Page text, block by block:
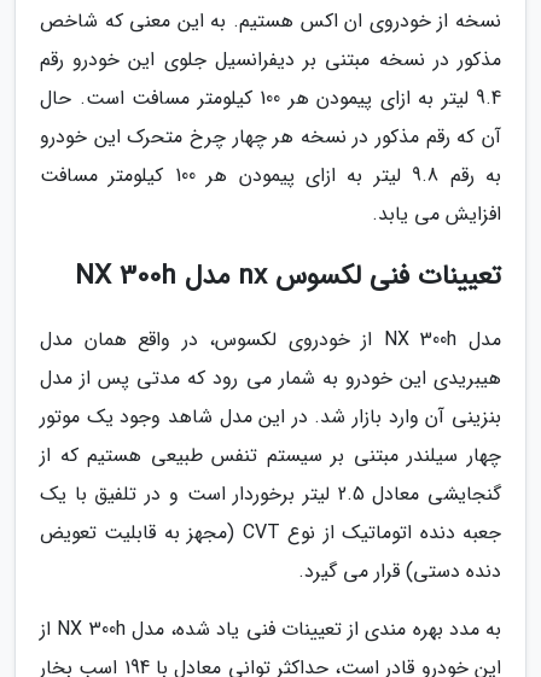
نسخه از خودروی ان اکس هستیم. به این معنی که شاخص
مذکور در نسخه مبتنی بر دیفرانسیل جلوی این خودرو رقم
9.4 لیتر به ازای پیمودن هر 100 کیلومتر مسافت است. حال
آن که رقم مذکور در نسخه هر چهار چرخ متحرک این خودرو
به رقم 9.8 لیتر به ازای پیمودن هر 100 کیلومتر مسافت
افزایش می یابد.
تعیینات فنی لکسوس nx مدل NX 300h
مدل NX 300h از خودروی لکسوس، در واقع همان مدل
هیبریدی این خودرو به شمار می رود که مدتی پس از مدل
بنزینی آن وارد بازار شد. در این مدل شاهد وجود یک موتور
چهار سیلندر مبتنی بر سیستم تنفس طبیعی هستیم که از
گنجایشی معادل 2.5 لیتر برخوردار است و در تلفیق با یک
جعبه دنده اتوماتیک از نوع CVT (مجهز به قابلیت تعویض
دنده دستی) قرار می گیرد.
به مدد بهره مندی از تعیینات فنی یاد شده، مدل NX 300h از
این خودرو قادر است، حداکثر توانی معادل با 194 اسب بخار